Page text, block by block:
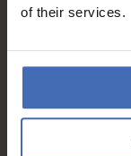
of their services.